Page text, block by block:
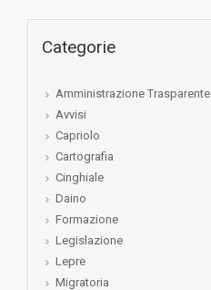
Categorie
Amministrazione Trasparente
Avvisi
Capriolo
Cartografia
Cinghiale
Daino
Formazione
Legislazione
Lepre
Migratoria